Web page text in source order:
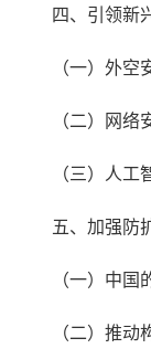
四、引领新
（一）外空
（二）网络
（三）人
五、加强防
（一）中
（二）推